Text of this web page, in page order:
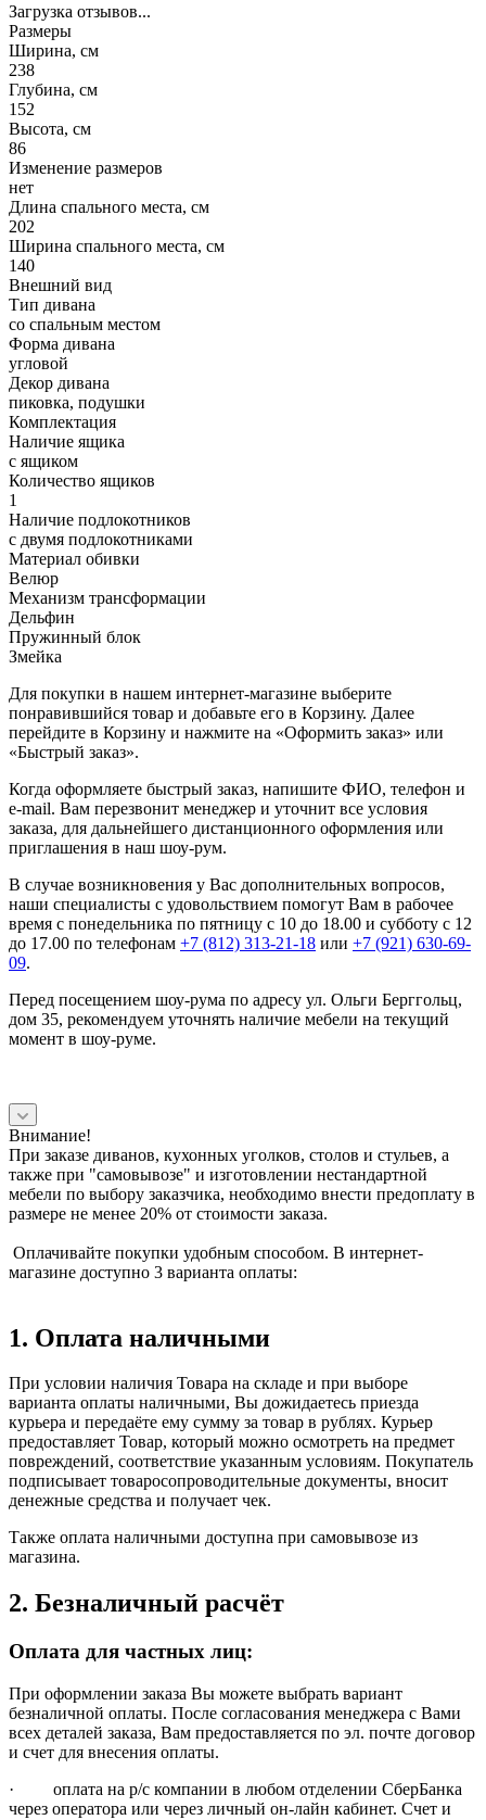
Загрузка отзывов...
Размеры
Ширина, см
238
Глубина, см
152
Высота, см
86
Изменение размеров
нет
Длина спального места, см
202
Ширина спального места, см
140
Внешний вид
Тип дивана
со спальным местом
Форма дивана
угловой
Декор дивана
пиковка, подушки
Комплектация
Наличие ящика
с ящиком
Количество ящиков
1
Наличие подлокотников
с двумя подлокотниками
Материал обивки
Велюр
Механизм трансформации
Дельфин
Пружинный блок
Змейка
Для покупки в нашем интернет-магазине выберите
понравившийся товар и добавьте его в Корзину. Далее
перейдите в Корзину и нажмите на «Оформить заказ» или
«Быстрый заказ».
Когда оформляете быстрый заказ, напишите ФИО, телефон и
e-mail. Вам перезвонит менеджер и уточнит все условия
заказа, для дальнейшего дистанционного оформления или
приглашения в наш шоу-рум.
В случае возникновения у Вас дополнительных вопросов,
наши специалисты с удовольствием помогут Вам в рабочее
время с понедельника по пятницу с 10 до 18.00 и субботу с 12
до 17.00 по телефонам +7 (812) 313-21-18 или +7 (921) 630-69-
09.
Перед посещением шоу-рума по адресу ул. Ольги Берггольц,
дом 35, рекомендуем уточнять наличие мебели на текущий
момент в шоу-руме.
Внимание!
При заказе диванов, кухонных уголков, столов и стульев, а
также при "самовывозе" и изготовлении нестандартной
мебели по выбору заказчика, необходимо внести предоплату в
размере не менее 20% от стоимости заказа.
Оплачивайте покупки удобным способом. В интернет-
магазине доступно 3 варианта оплаты:
1. Оплата наличными
При условии наличия Товара на складе и при выборе
варианта оплаты наличными, Вы дожидаетесь приезда
курьера и передаёте ему сумму за товар в рублях. Курьер
предоставляет Товар, который можно осмотреть на предмет
повреждений, соответствие указанным условиям. Покупатель
подписывает товаросопроводительные документы, вносит
денежные средства и получает чек.
Также оплата наличными доступна при самовывозе из
магазина.
2. Безналичный расчёт
Оплата для частных лиц:
При оформлении заказа Вы можете выбрать вариант
безналичной оплаты. После согласования менеджера с Вами
всех деталей заказа, Вам предоставляется по эл. почте договор
и счет для внесения оплаты.
· оплата на р/с компании в любом отделении СберБанка
через оператора или через личный он-лайн кабинет. Счет и